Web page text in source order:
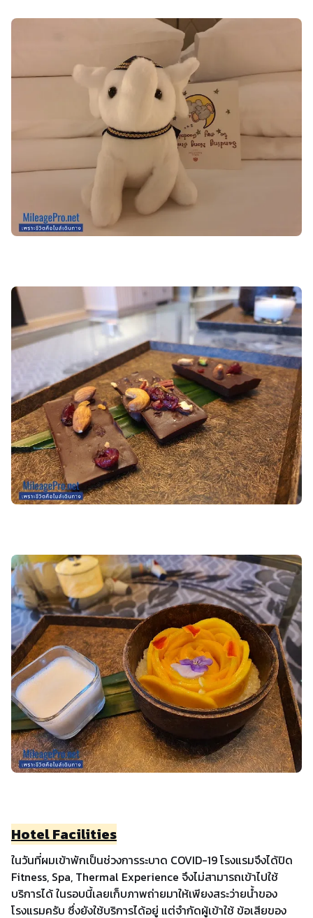
Hotel Facilities
ในวันที่ผมเข้าพักเป็นช่วงการระบาด COVID-19 โรงแรมจึงได้ปิด
Fitness, Spa, Thermal Experience จึงไม่สามารถเข้าไปใช้
บริการได้ ในรอบนี้เลยเก็บภาพถ่ายมาให้เพียงสระว่ายน้ำของ
โรงแรมครับ ซึ่งยังใช้บริการได้อยู่ แต่จำกัดผู้เข้าใช้ ข้อเสียของ